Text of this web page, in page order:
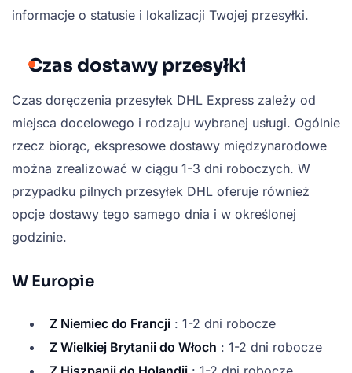
informacje o statusie i lokalizacji Twojej przesyłki.
Czas dostawy przesyłki
Czas doręczenia przesyłek DHL Express zależy od
miejsca docelowego i rodzaju wybranej usługi. Ogólnie
rzecz biorąc, ekspresowe dostawy międzynarodowe
można zrealizować w ciągu 1-3 dni roboczych. W
przypadku pilnych przesyłek DHL oferuje również
opcje dostawy tego samego dnia i w określonej
godzinie.
W Europie
Z Niemiec do Francji : 1-2 dni robocze
Z Wielkiej Brytanii do Włoch : 1-2 dni robocze